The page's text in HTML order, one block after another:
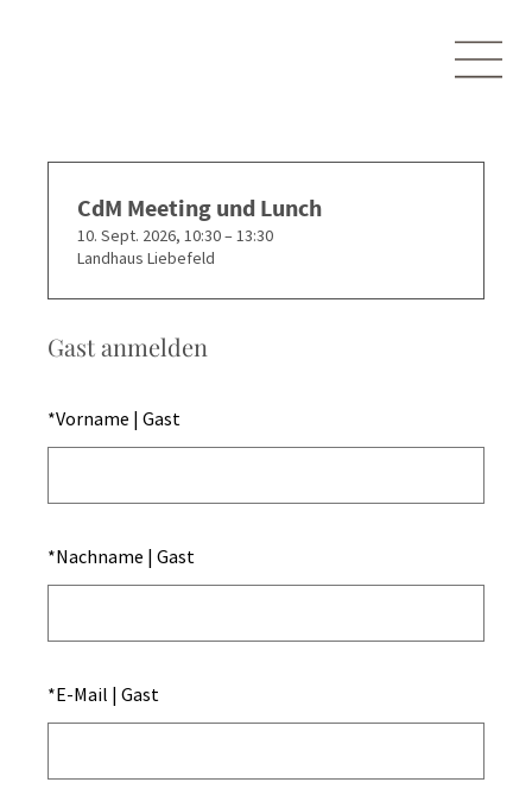
Gast anmelden
*Vorname | Gast
*Nachname | Gast
*E-Mail | Gast
CdM Meeting und Lunch
10. Sept. 2026, 10:30 – 13:30
Landhaus Liebefeld